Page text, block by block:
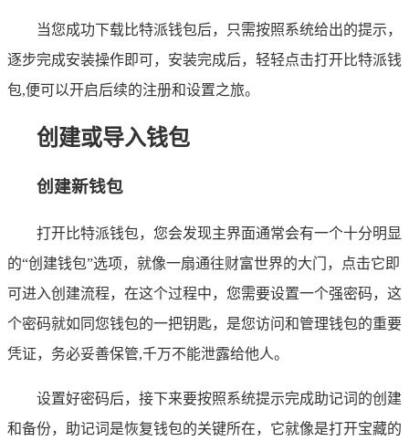
当您成功下载比特派钱包后，只需按照系统给出的提示，
逐步完成安装操作即可，安装完成后，轻轻点击打开比特派钱
包,便可以开启后续的注册和设置之旅。
创建或导入钱包
创建新钱包
打开比特派钱包，您会发现主界面通常会有一个十分明显
的“创建钱包”选项，就像一扇通往财富世界的大门，点击它即
可进入创建流程，在这个过程中，您需要设置一个强密码，这
个密码就如同您钱包的一把钥匙，是您访问和管理钱包的重要
凭证，务必妥善保管,千万不能泄露给他人。
设置好密码后，接下来要按照系统提示完成助记词的创建
和备份，助记词是恢复钱包的关键所在，它就像是打开宝藏的